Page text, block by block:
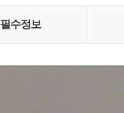
필수정보